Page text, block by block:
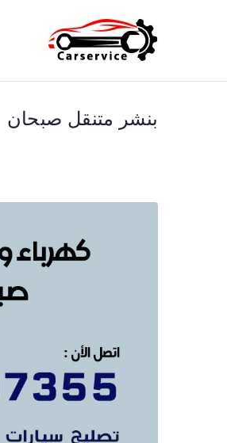
بنشر
بنشر متنقل صبحان